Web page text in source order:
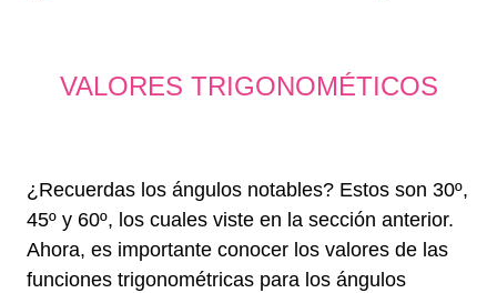
VALORES TRIGONOMÉTICOS
¿Recuerdas los ángulos notables? Estos son 30º,
45º y 60º, los cuales viste en la sección anterior.
Ahora, es importante conocer los valores de las
funciones trigonométricas para los ángulos